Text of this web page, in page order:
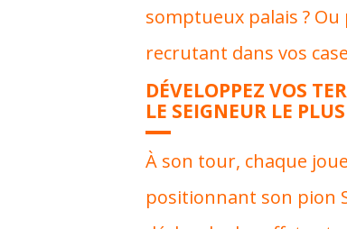
somptueux palais ?
recrutant dans vos
DÉVELOPPEZ VOS
LE SEIGNEUR LE
À son tour, chaque
positionnant son pion